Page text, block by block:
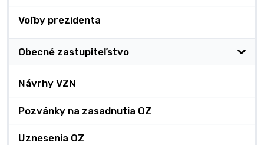
Voľby prezidenta
Obecné zastupiteľstvo
Návrhy VZN
Pozvánky na zasadnutia OZ
Uznesenia OZ